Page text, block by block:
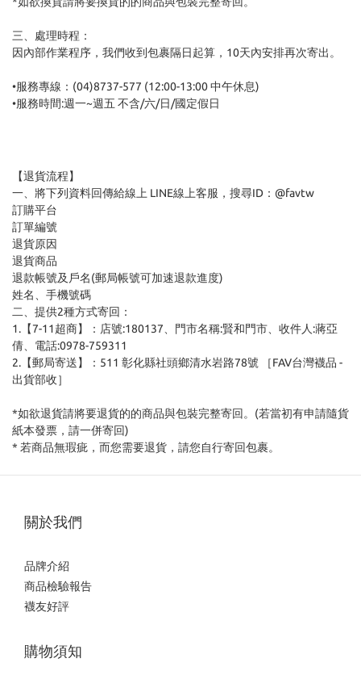
三、處理時程：
因內部作業程序，我們收到包裹隔日起算，10天內安排再次寄出。
•服務專線：(04)8737-577 (12:00-13:00 中午休息)
•服務時間:週一~週五 不含/六/日/國定假日
【退貨流程】
一、將下列資料回傳給線上 LINE線上客服，搜尋ID：@favtw
訂購平台
訂單編號
退貨原因
退貨商品
退款帳號及戶名(郵局帳號可加速退款進度)
姓名、手機號碼
二、提供2種方式寄回：
1.【7-11超商】：店號:180137、門市名稱:賢和門市、收件人:蔣亞
倩、電話:0978-759311
2.【郵局寄送】：511 彰化縣社頭鄉清水岩路78號 ［FAV台灣襪品 -
出貨部收］
*如欲退貨請將要退貨的的商品與包裝完整寄回。(若當初有申請隨貨
紙本發票，請一併寄回)
* 若商品無瑕疵，而您需要退貨，請您自行寄回包裹。
關於我們
品牌介紹
商品檢驗報告
襪友好評
購物須知